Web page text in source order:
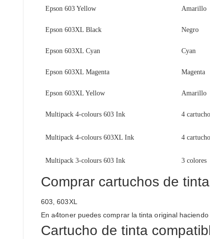
Epson 603 Yellow Amarillo
Epson 603XL Black Negro
Epson 603XL Cyan Cyan
Epson 603XL Magenta Magenta
Epson 603XL Yellow Amarillo
Multipack 4-colours 603 Ink 4 cartucho
Multipack 4-colours 603XL Ink 4 cartucho
Multipack 3-colours 603 Ink 3 colores
Comprar cartuchos de
603, 603XL
En a4toner puedes comprar la tinta original haciendo
Cartucho de tinta